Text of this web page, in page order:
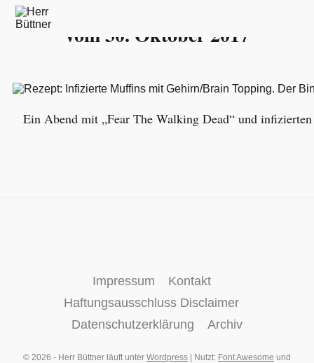
vom 30. Oktober 2017
Ein Abend mit „Fear The Walking Dead“ und
Impressum
Kontakt
Haftungsausschluss Disclaimer
Datenschutzerklärung
Archiv
© 2026 - Herr Büttner läuft unter Wordpress| Nutzt: Font Awesome und